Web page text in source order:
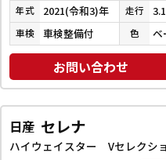
年式 2021(令和3)年 走行
車検 車検整備付 色 ベ
お問い合わせ
日産 セレナ